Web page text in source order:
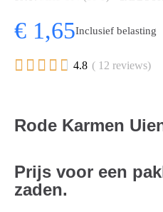
€ 1,65Inclusief belasting
     4.8 ( 12 reviews)
Rode Karmen
Prijs voor een
zaden.